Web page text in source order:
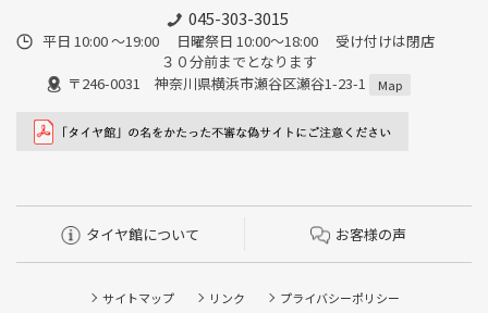
045-303-3015
平日 10:00 ～19:00 日曜祭日 10:00～18:00 受け付けは閉店
３０分前までとなります
〒246-0031 神奈川県横浜市瀬谷区瀬谷1-23-1
Map
タイヤ館について お客様の声
サイトマップ リンク プライバシーポリシー